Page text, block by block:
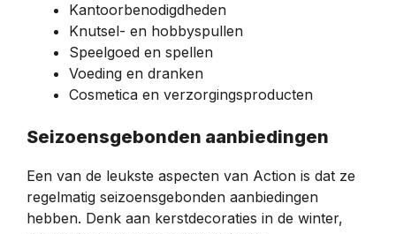
Kantoorbenodigdheden
Knutsel- en hobbyspullen
Speelgoed en spellen
Voeding en dranken
Cosmetica en verzorgingsproducten
Seizoensgebonden aanbiedingen
Een van de leukste aspecten van Action is dat ze
regelmatig seizoensgebonden aanbiedingen
hebben. Denk aan kerstdecoraties in de winter,